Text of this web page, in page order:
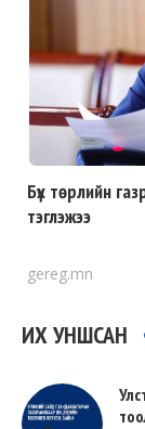
Бүх төрлийн
тэглэжээ
gereg.mn
ИХ УНШСАН